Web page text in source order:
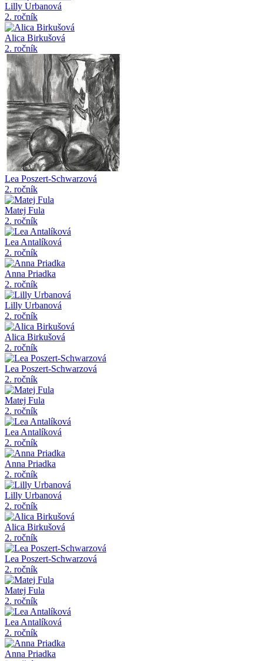
Lilly Urbanová
2. ročník
Alica Birkušová
2. ročník
Lea Poszert-Schwarzová
2. ročník
Matej Fula
2. ročník
Lea Antalíková
2. ročník
Anna Priadka
2. ročník
Lilly Urbanová
2. ročník
Alica Birkušová
2. ročník
Lea Poszert-Schwarzová
2. ročník
Matej Fula
2. ročník
Lea Antalíková
2. ročník
Anna Priadka
2. ročník
Lilly Urbanová
2. ročník
Alica Birkušová
2. ročník
Lea Poszert-Schwarzová
2. ročník
Matej Fula
2. ročník
Lea Antalíková
2. ročník
Anna Priadka